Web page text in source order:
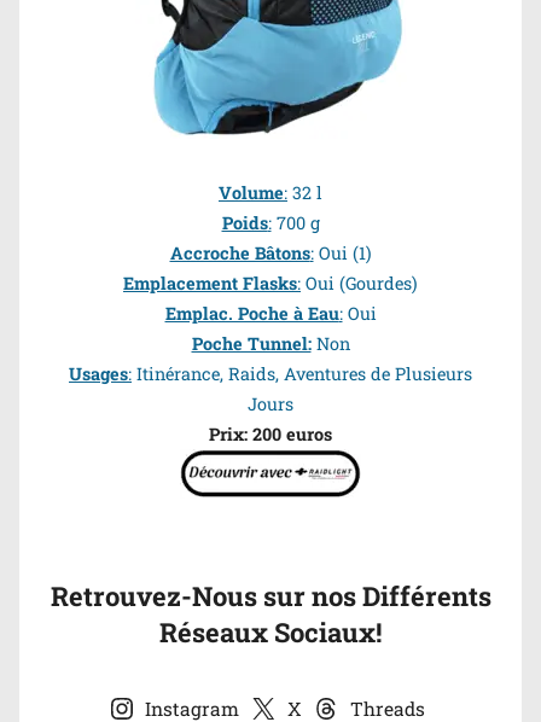
Volume: 32 l
Poids:700 g
Accroche Bâtons:Oui (1)
Emplacement Flasks: Oui (Gourdes)
Emplac. Poche à Eau:Oui
Poche Tunnel: Non
Usages: Itinérance, Raids, Aventures de Plusieurs
Jours
Prix: 200 euros
Retrouvez-Nous sur nos Différents
Réseaux Sociaux!
Instagram X
Threads